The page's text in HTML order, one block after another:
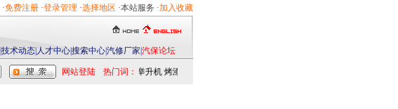
·免费注册 ·登录管理 ·选择地区 ·本站服务 ·加入收藏
技术动态| 人才中心|搜索中心|汽修厂家 汽保论坛
网站登陆 热门词： 举升机 烤漆房